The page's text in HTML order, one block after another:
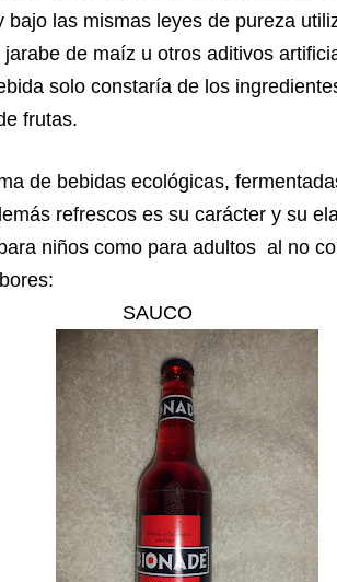
bajo las mismas leyes de pureza
de maíz u otros aditivos
solo constaría de los
frutas.
de bebidas ecológicas,
refrescos es su carácter y su
niños como para adultos al no